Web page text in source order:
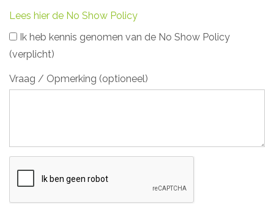
Lees hier de No Show Policy
Ik heb kennis genomen van de No Show Policy
(verplicht)
Vraag / Opmerking (optioneel)